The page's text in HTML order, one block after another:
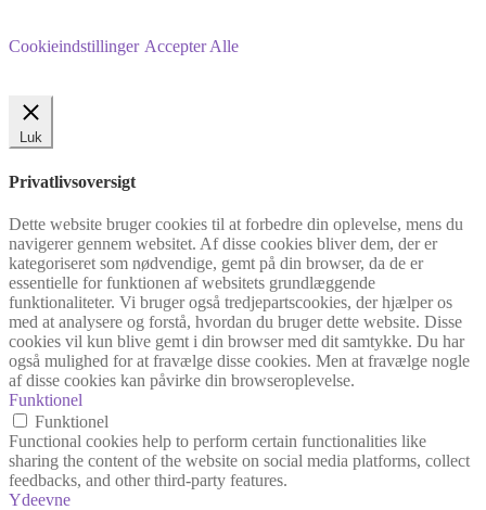
Cookieindstillinger Accepter Alle
Luk
Privatlivsoversigt
Dette website bruger cookies til at forbedre din oplevelse, mens du
navigerer gennem websitet. Af disse cookies bliver dem, der er
kategoriseret som nødvendige, gemt på din browser, da de er
essentielle for funktionen af websitets grundlæggende
funktionaliteter. Vi bruger også tredjepartscookies, der hjælper os
med at analysere og forstå, hvordan du bruger dette website. Disse
cookies vil kun blive gemt i din browser med dit samtykke. Du har
også mulighed for at fravælge disse cookies. Men at fravælge nogle
af disse cookies kan påvirke din browseroplevelse.
Funktionel
Funktionel
Functional cookies help to perform certain functionalities like
sharing the content of the website on social media platforms, collect
feedbacks, and other third-party features.
Ydeevne